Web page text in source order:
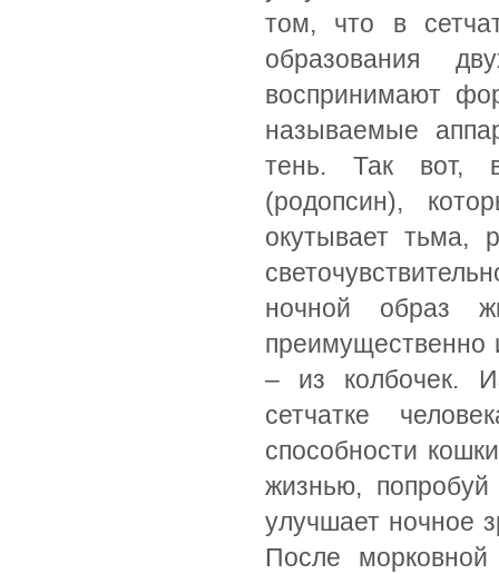
том, что в
образования
воспринимают
называемые
тень. Так вот,
(родопсин),
окутывает тьма,
ночной образ
преимущественно
– из колбочек.
сетчатке
способности
жизнью,
улучшает ночное
После